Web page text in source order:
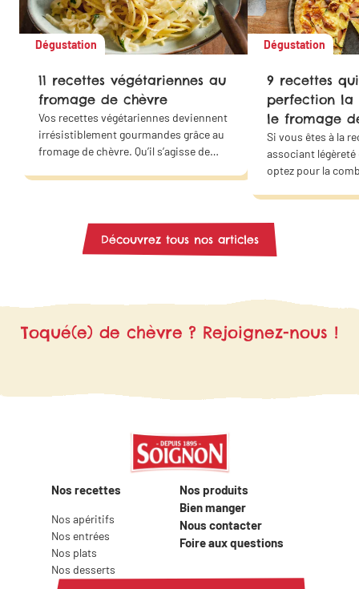
Dégustation
11 recettes végétariennes au
fromage de chèvre
Vos recettes végétariennes deviennent
irrésistiblement gourmandes grâce au
fromage de chèvre. Qu’il s’agisse de
monsieur, de salades ou de wraps…
de ce fromage la star de vos plats
végétariens ! Grâce à nos idées
Dégustation
9 recettes
perfection la
le fromage
Si vous êtes à la
associant
optez pour la
chèvre. Offrez un
douceur à votre
même !
Découvrez tous nos articles
Toqué(e) de chèvre ? Rejoignez-nous !
Nos recettes
Nos apéritifs
Nos entrées
Nos plats
Nos desserts
Nos produits
Bien manger
Nous contacter
Foire aux questions